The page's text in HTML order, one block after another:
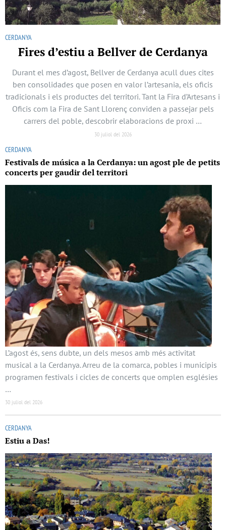
CERDANYA
Fires d’estiu a Bellver de Cerdanya
Durant el mes d’agost, Bellver de Cerdanya acull dues cites
ben consolidades que posen en valor l’artesania, els oficis
tradicionals i els productes del territori. Tant la Fira d’Artesans i
Oficis com la Fira de Sant Llorenç conviden a passejar pels
carrers del poble, descobrir elaboracions de proxi …
30 juliol del 2026
CERDANYA
Festivals de música a la Cerdanya: un agost ple de petits
concerts per gaudir del territori
L’agost és, sens dubte, un dels mesos amb més activitat
musical a la Cerdanya. Arreu de la comarca, pobles i municipis
programen festivals i cicles de concerts que omplen esglésies
…
30 juliol del 2026
CERDANYA
Estiu a Das!